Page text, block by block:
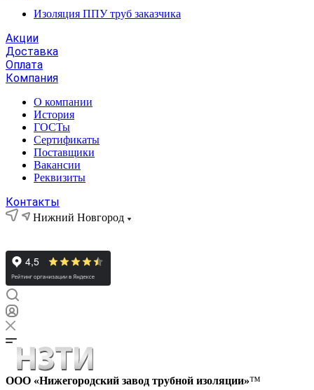
Изоляция ППУ труб заказчика
Акции
Доставка
Оплата
Компания
О компании
История
ГОСТы
Сертификаты
Поставщики
Вакансии
Реквизиты
Контакты
Нижний Новгород
ООО «Нижегородский завод трубной изоляции»™